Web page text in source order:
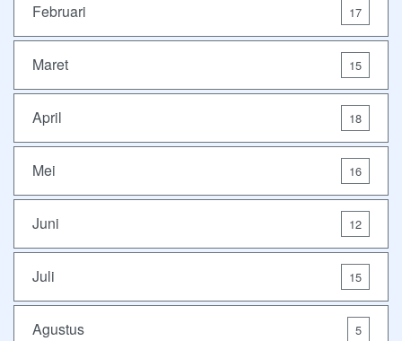
Februari 17
Maret 15
April 18
Mei 16
Juni 12
Juli 15
Agustus 5